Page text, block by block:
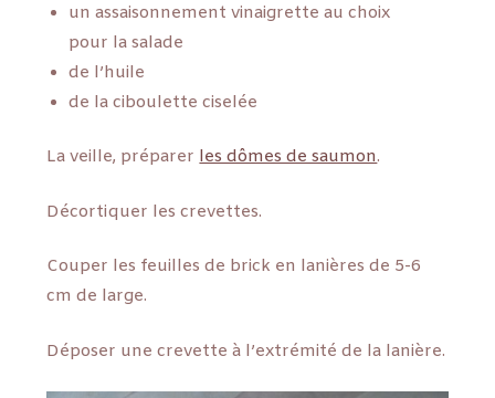
un assaisonnement vinaigrette au choix
pour la salade
de l’huile
de la ciboulette ciselée
La veille, préparerles dômes de saumon.
Décortiquer les crevettes.
Couper les feuilles de brick en lanières de 5-6
cm de large.
Déposer une crevette à l’extrémité de la lanière.